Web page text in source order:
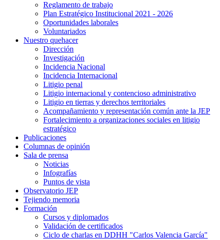
Reglamento de trabajo
Plan Estratégico Institucional 2021 - 2026
Oportunidades laborales
Voluntariados
Nuestro quehacer
Dirección
Investigación
Incidencia Nacional
Incidencia Internacional
Litigio penal
Litigio internacional y contencioso administrativo
Litigio en tierras y derechos territoriales
Acompañamiento y representación común ante la JEP
Fortalecimiento a organizaciones sociales en litigio
estratégico
Publicaciones
Columnas de opinión
Sala de prensa
Noticias
Infografías
Puntos de vista
Observatorio JEP
Tejiendo memoria
Formación
Cursos y diplomados
Validación de certificados
Ciclo de charlas en DDHH "Carlos Valencia García"